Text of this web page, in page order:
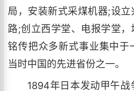
局，安装新式采煤机器;设
路;创立西学堂、电报学堂，
铭传把众多新式事业集中于
当时中国的先进省份之一。
1894年日本发动甲午